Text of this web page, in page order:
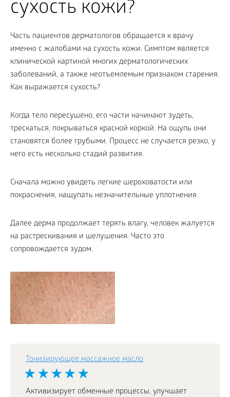
сухость кожи?
Часть пациентов дерматологов обращается к врачу
именно с жалобами на сухость кожи. Симптом является
клинической картиной многих дерматологических
заболеваний, а также неотъемлемым признаком старения.
Как выражается сухость?
Когда тело пересушено, его части начинают зудеть,
трескаться, покрываться красной коркой. На ощупь они
становятся более грубыми. Процесс не случается резко, у
него есть несколько стадий развития.
Сначала можно увидеть легкие шероховатости или
покраснения, нащупать незначительные уплотнения.
Далее дерма продолжает терять влагу, человек жалуется
на растрескивания и шелушения. Часто это
сопровождается зудом.
Тонизирующее массажное масло
Активизирует обменные процессы, улучшает